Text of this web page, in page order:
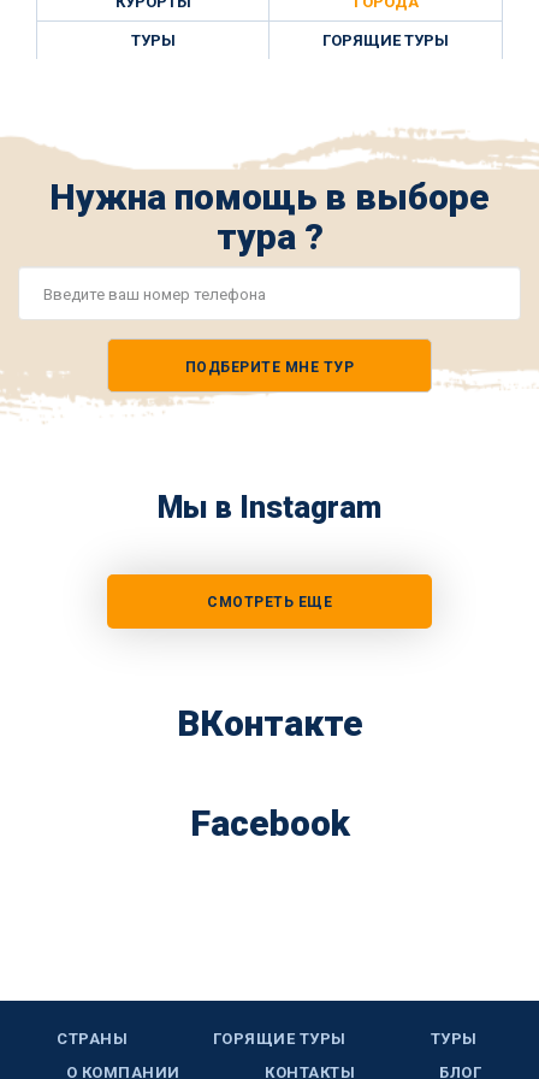
ТУРЫ ГОРЯЩИЕ ТУРЫ
Нужна помощь в выборе
тура ?
ПОДБЕРИТЕ МНЕ ТУР
Мы в Instagram
СМОТРЕТЬ ЕЩЕ
ВКонтакте
Facebook
СТРАНЫ ГОРЯЩИЕ ТУРЫ
ТУРЫ
О КОМПАНИИ
КОНТАКТЫ БЛОГ